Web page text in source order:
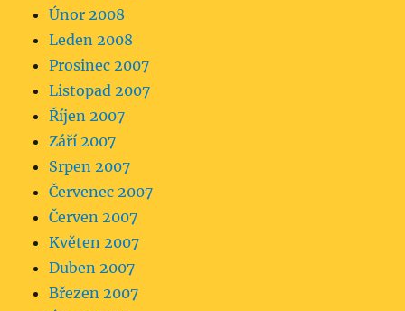
Únor 2008
Leden 2008
Prosinec 2007
Listopad 2007
Říjen 2007
Září 2007
Srpen 2007
Červenec 2007
Červen 2007
Květen 2007
Duben 2007
Březen 2007